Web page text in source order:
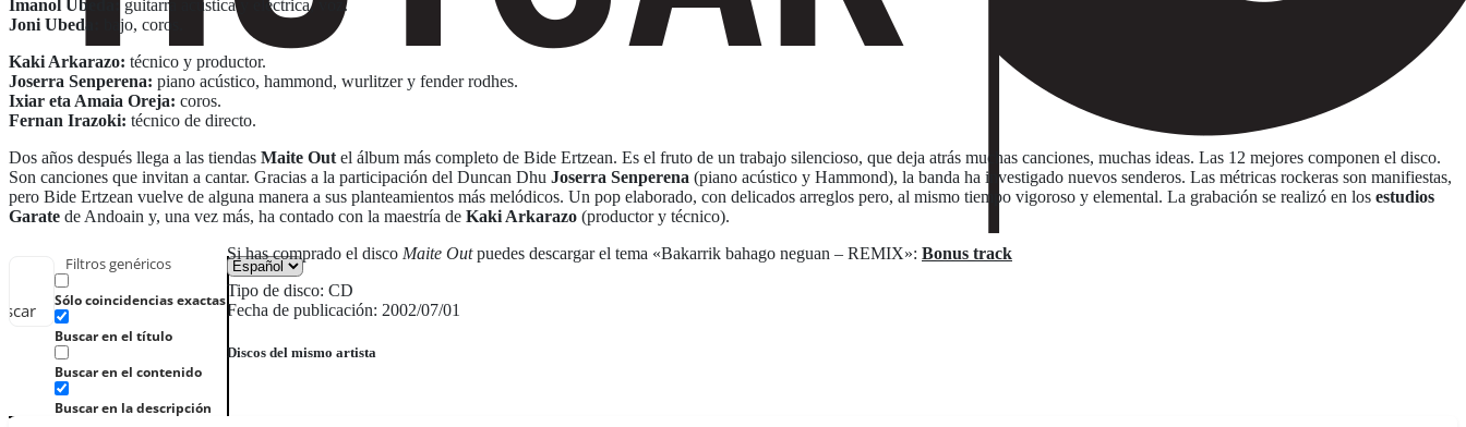
Filtros genéricos
Sólo coincidencias exactas
Buscar en el título
Buscar en el contenido
Buscar en la descripción
Imanol Ubeda:
guitarra acústica y eléctrica, voz.
Joni Ubeda:
bajo, coros.
Kaki Arkarazo: técnico y productor.
Joserra Senperena: piano acústico, hammond, wurlitzer y fender rodhes.
Ixiar eta Amaia Oreja: coros.
Fernan Irazoki: técnico de directo.
Dos años después llega a las tiendas Maite Out el álbum más completo de Bide Ertzean. Es el fruto de un trabajo silencioso, que deja atrás muchas canciones, muchas ideas. Las 12 mejores componen el disco.
Son canciones que invitan a cantar. Gracias a la participación del Duncan Dhu Joserra Senperena (piano acústico y Hammond), la banda ha investigado nuevos senderos. Las métricas rockeras son manifiestas,
pero Bide Ertzean vuelve de alguna manera a sus planteamientos más melódicos. Un pop elaborado, con delicados arreglos pero, al mismo tiempo vigoroso y elemental. La grabación se realizó en los estudios
Garate de Andoain y, una vez más, ha contado con la maestría de Kaki Arkarazo (productor y técnico).
Si has comprado el disco Maite Outpuedes descargar el tema «Bakarrik bahago neguan – REMIX»: Bonus track
Tipo de disco: CD
Fecha de publicación: 2002/07/01
Discos del mismo artista